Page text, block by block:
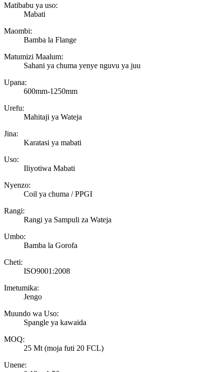
Matibabu ya uso:
Mabati
Maombi:
Bamba la Flange
Matumizi Maalum:
Sahani ya chuma yenye nguvu ya juu
Upana:
600mm-1250mm
Urefu:
Mahitaji ya Wateja
Jina:
Karatasi ya mabati
Uso:
Iliyotiwa Mabati
Nyenzo:
Coil ya chuma / PPGI
Rangi:
Rangi ya Sampuli za Wateja
Umbo:
Bamba la Gorofa
Cheti:
ISO9001:2008
Imetumika:
Jengo
Muundo wa Uso:
Spangle ya kawaida
MOQ:
25 Mt (moja futi 20 FCL)
Unene: